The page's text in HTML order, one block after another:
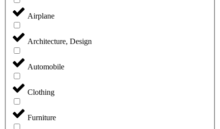
Airplane
Architecture, Design
Automobile
Clothing
Furniture